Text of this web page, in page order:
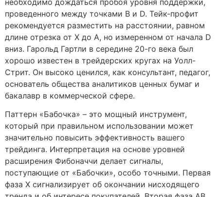
проведенного между точками B и D. Тейк-профит
рекомендуется разместить на расстоянии, равном
длине отрезка от X до A, но измеренном от начала D
вниз. Гарольд Гартли в середине 20-го века был
хорошо известен в трейдерских кругах на Уолл-
Стрит. Он высоко ценился, как консультант, педагог,
основатель общества аналитиков ценных бумаг и
бакалавр в коммерческой сфере.
Паттерн «Бабочка» – это мощный инструмент,
который при правильном использовании может
значительно повысить эффективность вашего
трейдинга. Интерпретация на основе уровней
расширения Фибоначчи делает сигналы,
поступающие от «Бабочки», особо точными. Первая
фаза Х сигнализирует об окончании нисходящего